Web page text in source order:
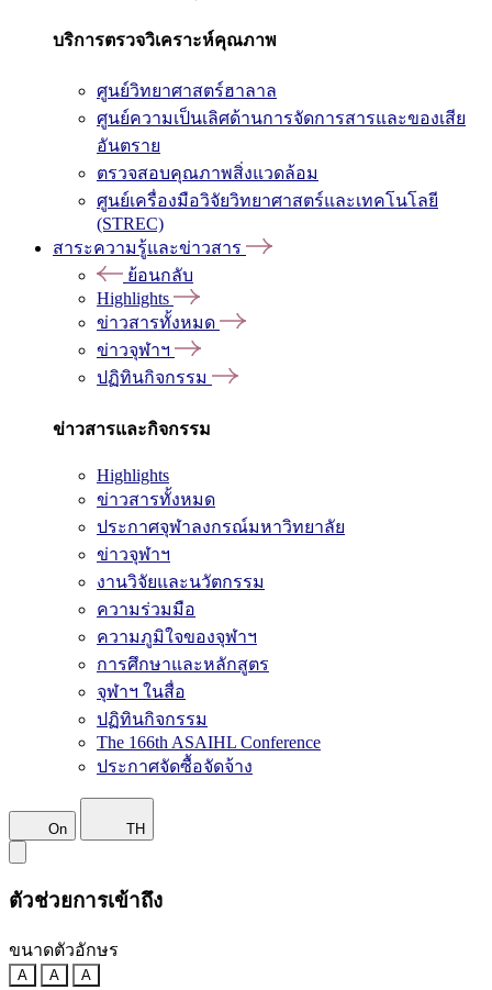
บริการตรวจวิเคราะห์คุณภาพ
ศูนย์วิทยาศาสตร์ฮาลาล
ศูนย์ความเป็นเลิศด้านการจัดการสารและของเสีย
อันตราย
ตรวจสอบคุณภาพสิ่งแวดล้อม
ศูนย์เครื่องมือวิจัยวิทยาศาสตร์และเทคโนโลยี
(STREC)
สาระความรู้และข่าวสาร
ย้อนกลับ
Highlights
ข่าวสารทั้งหมด
ข่าวจุฬาฯ
ปฏิทินกิจกรรม
ข่าวสารและกิจกรรม
Highlights
ข่าวสารทั้งหมด
ประกาศจุฬาลงกรณ์มหาวิทยาลัย
ข่าวจุฬาฯ
งานวิจัยและนวัตกรรม
ความร่วมมือ
ความภูมิใจของจุฬาฯ
การศึกษาและหลักสูตร
จุฬาฯ ในสื่อ
ปฏิทินกิจกรรม
The 166th ASAIHL Conference
ประกาศจัดซื้อจัดจ้าง
On TH
ตัวช่วยการเข้าถึง
ขนาดตัวอักษร
A A A